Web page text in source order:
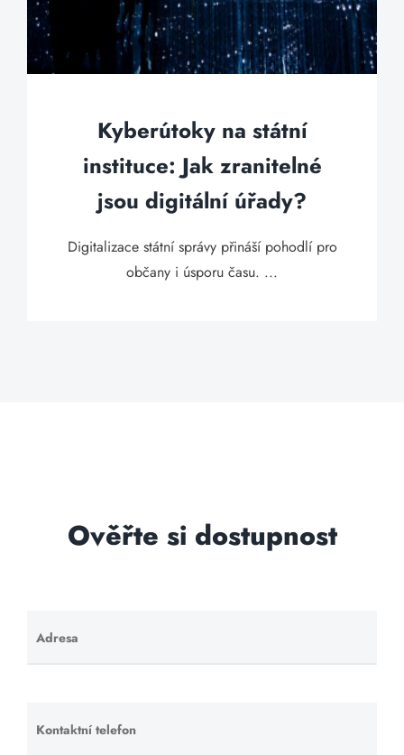
Kyberútoky na státní
instituce: Jak zranitelné
jsou digitální úřady?
Digitalizace státní správy přináší pohodlí pro
občany i úsporu času. ...
Ověřte si dostupnost
Adresa
Ponechte
toto pole
Kontaktní telefon
Ponechte